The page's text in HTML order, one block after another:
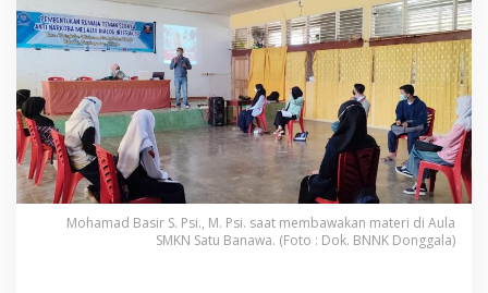
a
G
e
l
a
r
D
a
l
Mohamad Basir S. Psi., M. Psi. saat membawakan materi di Aula
SMKN Satu Banawa. (Foto : Dok. BNNK Donggala)